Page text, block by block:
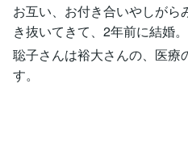
お互い、お付き合いやしがら
き抜いてきて、2年前に結婚。
聡子さんは裕大さんの、医療
す。